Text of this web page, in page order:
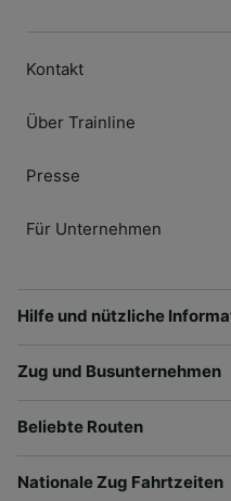
Kontakt
Über Trainline
Presse
Für Unternehmen
Hilfe und nützliche
Zug und Busunternehmen
Beliebte Routen
Nationale Zug Fahrtzeiten